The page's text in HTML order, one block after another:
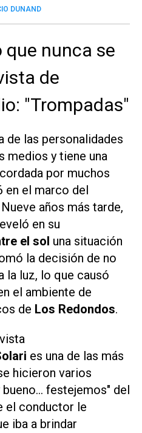
DUNAND
que nunca se
de
"Trompadas"
de las personalidades
medios y tiene una
por muchos
en el marco del
Nueve años más tarde,
en su
el sol una situación
la decisión de no
la luz, lo que causó
el ambiente de
de Los Redondos.
es una de las más
hicieron varios
festejemos" del
el conductor le
iba a brindar